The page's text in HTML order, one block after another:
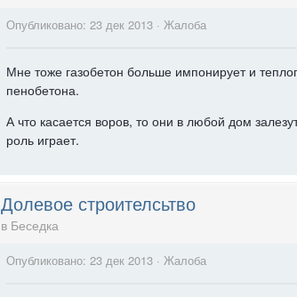
Опубликовано: 23 дек 2013 · Жалоба
Мне тоже газобетон больше импонирует и
пенобетона.
А что касается воров, то они в любой дом
роль играет.
Долевое строителсьтво
в Беседка
Опубликовано: 23 дек 2013 · Жалоба